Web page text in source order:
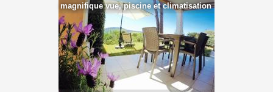
magnifique vue, piscine et climatisation